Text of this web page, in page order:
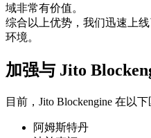
域非常有价值。
综合以上优势，我们迅速上
环境。
加强与 Jito
目前，Jito Blockengine 在以
阿姆斯特丹